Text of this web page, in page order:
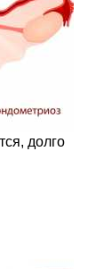
долго